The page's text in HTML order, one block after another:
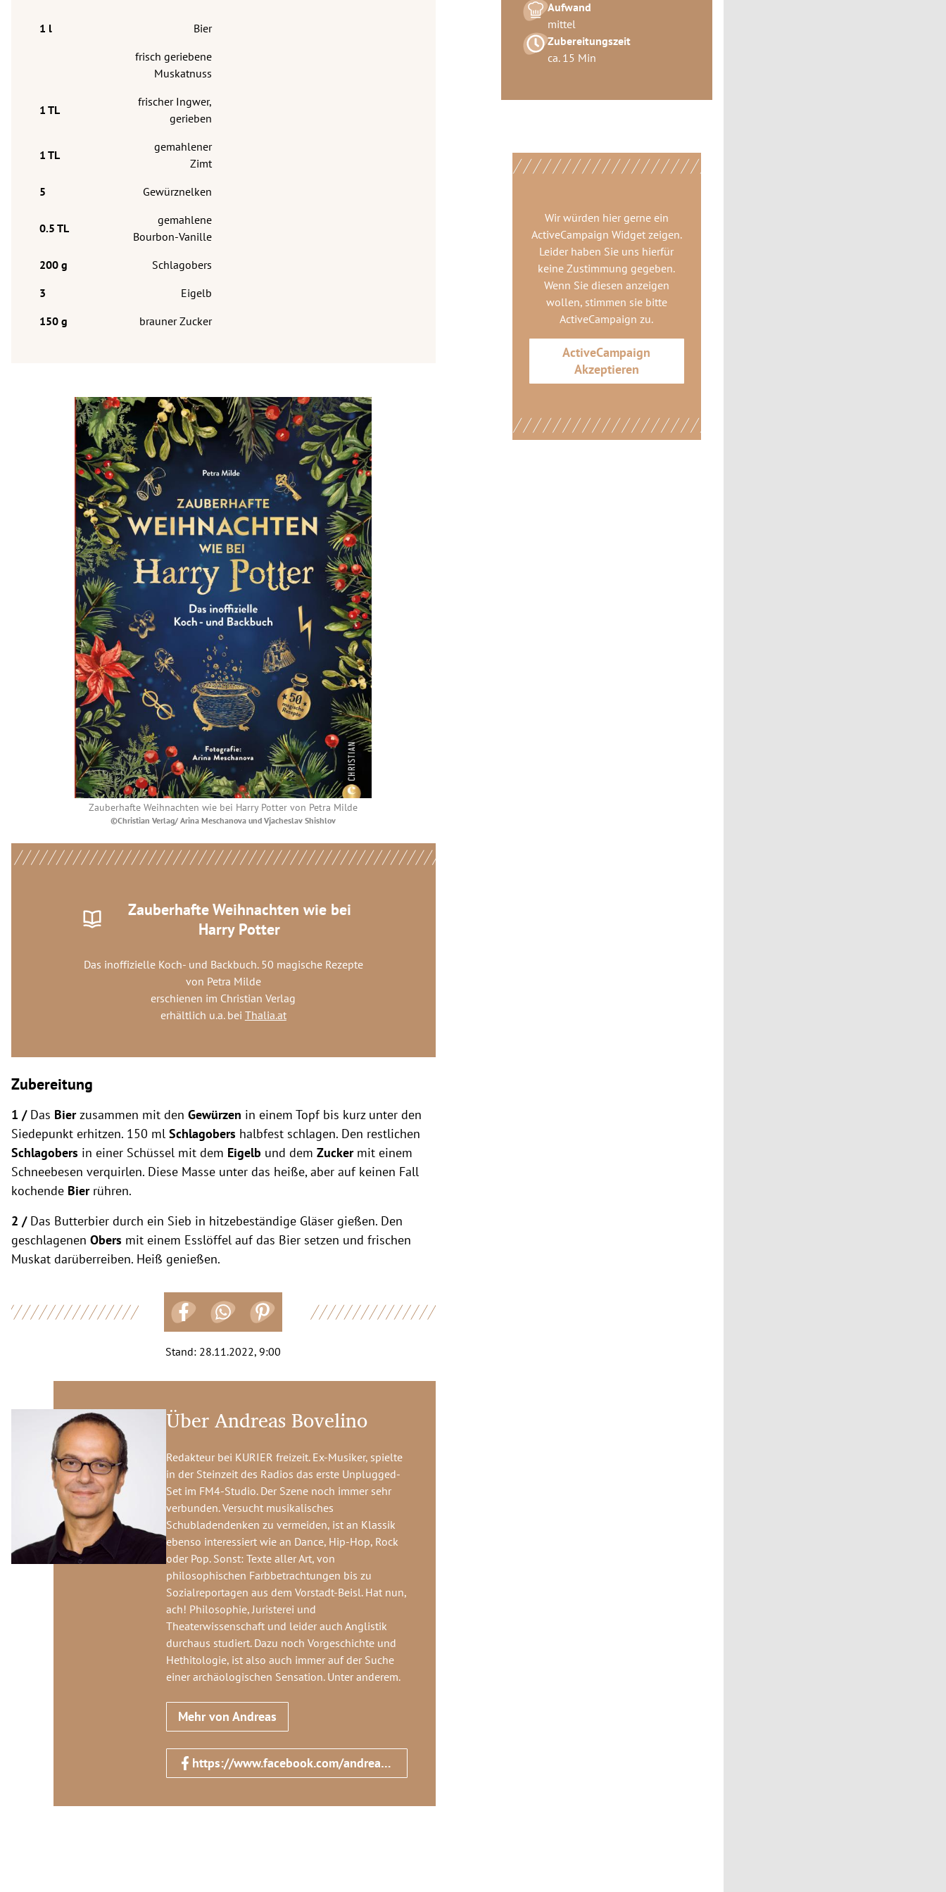
Bier
frisch geriebene
Muskatnuss
frischer Ingwer,
gerieben
gemahlener
Zimt
Gewürznelken
gemahlene
Bourbon-Vanille
Schlagobers
Eigelb
brauner Zucker
Zauberhafte Weihnachten wie bei Harry Potter von Petra Milde
©Christian Verlag/ Arina Meschanova und Vjacheslav Shishlov
Zauberhafte Weihnachten wie bei
Harry Potter
Das inoffizielle Koch- und Backbuch. 50 magische Rezepte
von Petra Milde
erschienen im Christian Verlag
erhältlich u.a. bei Thalia.at
Zubereitung
1 /Das Bierzusammen mit den Gewürzen in einem Topf bis kurz unter den
Siedepunkt erhitzen. 150 ml Schlagobers halbfest schlagen. Den restlichen
Schlagobers in einer Schüssel mit dem Eigelb und dem Zucker mit einem
Schneebesen verquirlen. Diese Masse unter das heiße, aber auf keinen Fall
kochende Bier rühren.
2 / Das Butterbier durch ein Sieb in hitzebeständige Gläser gießen. Den
geschlagenen Obers mit einem Esslöffel auf das Bier setzen und frischen
Muskat darüberreiben. Heiß genießen.
Stand: 28.11.2022, 9:00
Über Andreas Bovelino
Redakteur bei KURIER freizeit. Ex-Musiker, spielte
in der Steinzeit des Radios das erste Unplugged-
Set im FM4-Studio. Der Szene noch immer sehr
verbunden. Versucht musikalisches
Schubladendenken zu vermeiden, ist an Klassik
ebenso interessiert wie an Dance, Hip-Hop, Rock
oder Pop. Sonst: Texte aller Art, von
philosophischen Farbbetrachtungen bis zu
Sozialreportagen aus dem Vorstadt-Beisl. Hat nun,
ach! Philosophie, Juristerei und
Theaterwissenschaft und leider auch Anglistik
durchaus studiert. Dazu noch Vorgeschichte und
Hethitologie, ist also auch immer auf der Suche
einer archäologischen Sensation. Unter anderem.
Mehr von Andreas
https://www.facebook.com/andreas.bovelino
Aufwand
mittel
Zubereitungszeit
ca. 15 Min
Wir würden hier gerne ein
ActiveCampaign Widgetzeigen.
Leider haben Sie uns hierfür
keine Zustimmung gegeben.
Wenn Sie diesen anzeigen
wollen, stimmen sie bitte
ActiveCampaign zu.
ActiveCampaign
Akzeptieren